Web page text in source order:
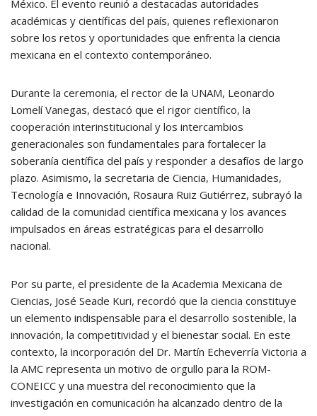
México. El evento reunió a destacadas autoridades
académicas y científicas del país, quienes reflexionaron
sobre los retos y oportunidades que enfrenta la ciencia
mexicana en el contexto contemporáneo.
Durante la ceremonia, el rector de la UNAM, Leonardo
Lomelí Vanegas, destacó que el rigor científico, la
cooperación interinstitucional y los intercambios
generacionales son fundamentales para fortalecer la
soberanía científica del país y responder a desafíos de largo
plazo. Asimismo, la secretaria de Ciencia, Humanidades,
Tecnología e Innovación, Rosaura Ruiz Gutiérrez, subrayó la
calidad de la comunidad científica mexicana y los avances
impulsados en áreas estratégicas para el desarrollo
nacional.
Por su parte, el presidente de la Academia Mexicana de
Ciencias, José Seade Kuri, recordó que la ciencia constituye
un elemento indispensable para el desarrollo sostenible, la
innovación, la competitividad y el bienestar social. En este
contexto, la incorporación del Dr. Martín Echeverría Victoria a
la AMC representa un motivo de orgullo para la ROM-
CONEICC y una muestra del reconocimiento que la
investigación en comunicación ha alcanzado dentro de la